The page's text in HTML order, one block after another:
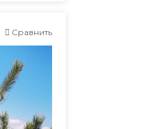
Сравнить